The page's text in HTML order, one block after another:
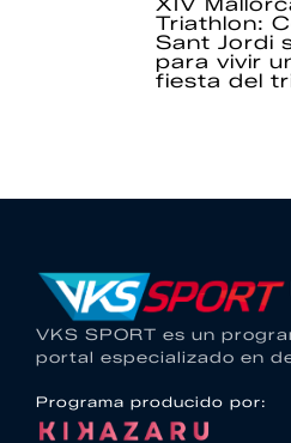
XIV
Triathlon:
Sant Jordi
para vivir
fiesta del
VKS SPORT es un
portal especializado en
Programa producido por: